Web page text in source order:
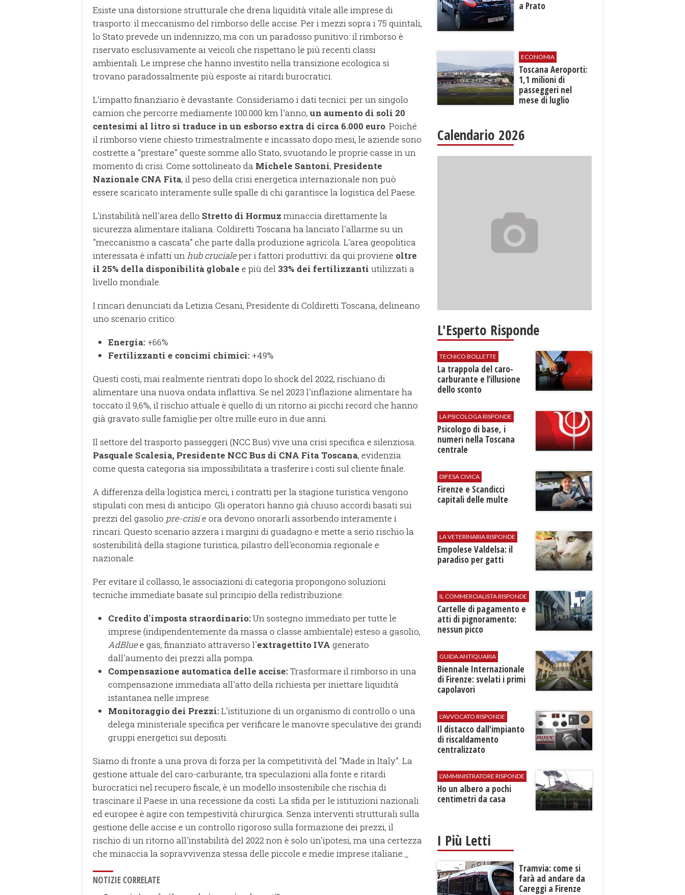
Esiste una distorsione strutturale che drena liquidità vitale alle imprese di
trasporto: il meccanismo del rimborso delle accise. Per i mezzi sopra i 75 quintali,
lo Stato prevede un indennizzo, ma con un paradosso punitivo: il rimborso è
riservato esclusivamente ai veicoli che rispettano le più recenti classi
ambientali. Le imprese che hanno investito nella transizione ecologica si
trovano paradossalmente più esposte ai ritardi burocratici.
L'impatto finanziario è devastante. Consideriamo i dati tecnici: per un singolo
camion che percorre mediamente 100.000 km l'anno, un aumento di soli 20
centesimi al litro si traduce in un esborso extra di circa 6.000 euro. Poiché
il rimborso viene chiesto trimestralmente e incassato dopo mesi, le aziende sono
costrette a "prestare" queste somme allo Stato, svuotando le proprie casse in un
momento di crisi. Come sottolineato da Michele Santoni, Presidente
Nazionale CNA Fita, il peso della crisi energetica internazionale non può
essere scaricato interamente sulle spalle di chi garantisce la logistica del Paese.
L'instabilità nell'area dello Stretto di Hormuz minaccia direttamente la
sicurezza alimentare italiana. Coldiretti Toscana ha lanciato l'allarme su un
"meccanismo a cascata" che parte dalla produzione agricola. L'area geopolitica
interessata è infatti unhub crucialeper i fattori produttivi: da qui proviene oltre
il 25% della disponibilità globale e più del 33% dei fertilizzanti utilizzati a
livello mondiale.
I rincari denunciati da Letizia Cesani, Presidente di Coldiretti Toscana, delineano
uno scenario critico:
Energia: +66%
Fertilizzanti e concimi chimici: +49%
Questi costi, mai realmente rientrati dopo lo shock del 2022, rischiano di
alimentare una nuova ondata inflattiva. Se nel 2023 l'inflazione alimentare ha
toccato il 9,6%, il rischio attuale è quello di un ritorno ai picchi record che hanno
già gravato sulle famiglie per oltre mille euro in due anni.
Il settore del trasporto passeggeri (NCC Bus) vive una crisi specifica e silenziosa.
Pasquale Scalesia, Presidente NCC Bus di CNA Fita Toscana, evidenzia
come questa categoria sia impossibilitata a trasferire i costi sul cliente finale.
A differenza della logistica merci, i contratti per la stagione turistica vengono
stipulati con mesi di anticipo. Gli operatori hanno già chiuso accordi basati sui
prezzi del gasolio pre-crisie ora devono onorarli assorbendo interamente i
rincari. Questo scenario azzera i margini di guadagno e mette a serio rischio la
sostenibilità della stagione turistica, pilastro dell'economia regionale e
nazionale.
Per evitare il collasso, le associazioni di categoria propongono soluzioni
tecniche immediate basate sul principio della redistribuzione:
Credito d'imposta straordinario:Un sostegno immediato per tutte le
imprese (indipendentemente da massa o classe ambientale) esteso a gasolio,
AdBluee gas, finanziato attraverso l'extragettito IVA generato
dall'aumento dei prezzi alla pompa.
Compensazione automatica delle accise:Trasformare il rimborso in una
compensazione immediata all'atto della richiesta per iniettare liquidità
istantanea nelle imprese.
Monitoraggio dei Prezzi:L'istituzione di un organismo di controllo o una
delega ministeriale specifica per verificare le manovre speculative dei grandi
gruppi energetici sui depositi.
Siamo di fronte a una prova di forza per la competitività del "Made in Italy". La
gestione attuale del caro-carburante, tra speculazioni alla fonte e ritardi
burocratici nel recupero fiscale, è un modello insostenibile che rischia di
trascinare il Paese in una recessione da costi. La sfida per le istituzioni nazionali
ed europee è agire con tempestività chirurgica. Senza interventi strutturali sulla
gestione delle accise e un controllo rigoroso sulla formazione dei prezzi, il
rischio di un ritorno all'instabilità del 2022 non è solo un'ipotesi, ma una certezza
che minaccia la sopravvivenza stessa delle piccole e medie imprese italiane._
NOTIZIE CORRELATE
a Prato
ECONOMIA
Toscana Aeroporti:
1,1 milioni di
passeggeri nel
mese di luglio
Calendario 2026
L'Esperto Risponde
TECNICO BOLLETTE
​La trappola del caro-
carburante e l’illusione
dello sconto
LA PSICOLOGA RISPONDE
Psicologo di base, i
numeri nella Toscana
centrale
DIFESA CIVICA
Firenze e Scandicci
capitali delle multe
LA VETERINARIA RISPONDE
Empolese Valdelsa: il
paradiso per gatti
IL COMMERCIALISTA RISPONDE
Cartelle di pagamento e
atti di pignoramento:
nessun picco
GUIDA ANTIQUARIA
Biennale Internazionale
di Firenze: svelati i primi
capolavori
L'AVVOCATO RISPONDE
Il distacco dall'impianto
di riscaldamento
centralizzato
L'AMMINISTRATORE RISPONDE
Ho un albero a pochi
centimetri da casa
I Più Letti
Tramvia: come si
farà ad andare da
Careggi a Firenze